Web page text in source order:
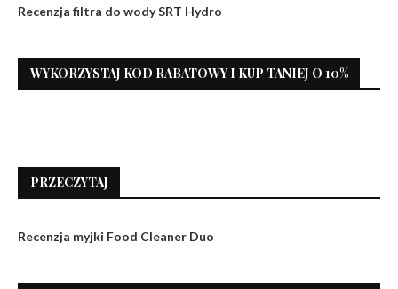
Recenzja filtra do wody SRT Hydro
WYKORZYSTAJ KOD RABATOWY I KUP TANIEJ O 10%
PRZECZYTAJ
Recenzja myjki Food Cleaner Duo